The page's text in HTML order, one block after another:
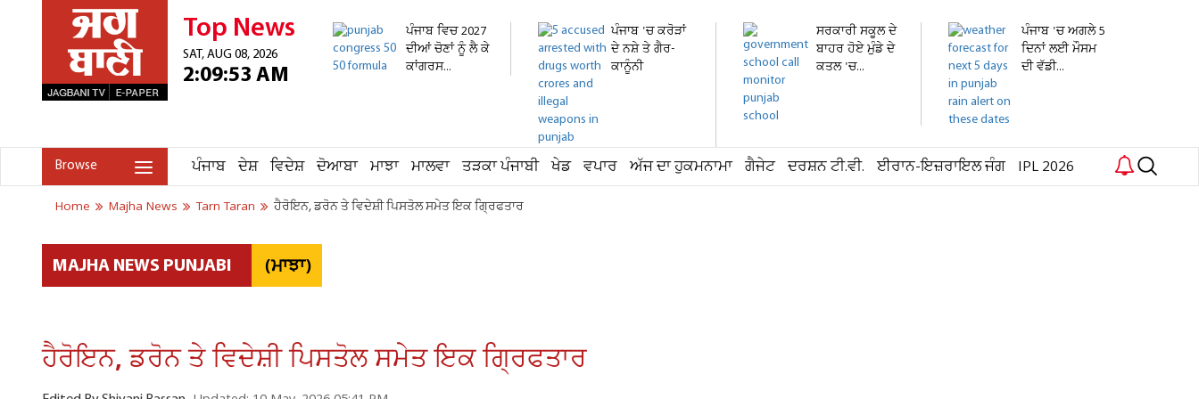
Top News
SAT, AUG 08, 2026
2:09:53 AM
ਪੰਜਾਬ ਵਿਚ 2027
ਦੀਆਂ ਚੋਣਾਂ ਨੂੰ ਲੈ ਕੇ
ਕਾਂਗਰਸ...
ਪੰਜਾਬ 'ਚ ਕਰੋੜਾਂ
ਦੇ ਨਸ਼ੇ ਤੇ ਗੈਰ-
ਕਾਨੂੰਨੀ
ਸਰਕਾਰੀ ਸਕੂਲ ਦੇ
ਬਾਹਰ ਹੋਏ ਮੁੰਡੇ ਦੇ
ਕਤਲ 'ਚ...
ਪੰਜਾਬ 'ਚ ਅਗਲੇ 5
ਦਿਨਾਂ ਲਈ ਮੌਸਮ
ਦੀ ਵੱਡੀ...
Browse ਪੰਜਾਬ ਦੇਸ਼ ਵਿਦੇਸ਼ ਦੋਆਬਾ ਮਾਝਾ ਮਾਲਵਾ ਤੜਕਾ ਪੰਜਾਬੀ ਖੇਡ ਵਪਾਰ ਅੱਜ ਦਾ ਹੁਕਮਨਾਮਾ ਗੈਜੇਟ ਦਰਸ਼ਨ ਟੀ.ਵੀ. ਈਰਾਨ-ਇਜ਼ਰਾਇਲ ਜੰਗ IPL 2026
Home Majha News Tarn Taran ਹੈਰੋਇਨ, ਡਰੋਨ ਤੇ ਵਿਦੇਸ਼ੀ ਪਿਸਤੋਲ ਸਮੇਤ ਇਕ ਗ੍ਰਿਫਤਾਰ
MAJHA NEWS PUNJABI (ਮਾਝਾ)
ਹੈਰੋਇਨ, ਡਰੋਨ ਤੇ ਵਿਦੇਸ਼ੀ ਪਿਸਤੋਲ ਸਮੇਤ ਇਕ ਗ੍ਰਿਫਤਾਰ